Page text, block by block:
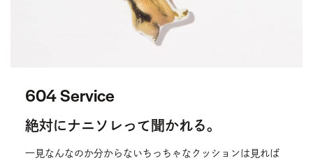
604 Service
絶対にナニソレって聞かれる。
一見なんなのか分からないちっちゃなクッションは見れば